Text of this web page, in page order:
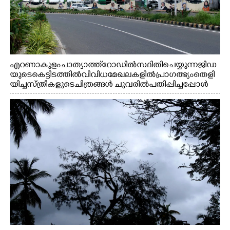
എറണാകുളം ചാത്യാത്ത് റോഡിൽ സ്ഥിതി ചെയ്യുന്ന ജിഡ
യുടെ കെട്ടിടത്തിൽ വിവിധ മേഖലകളിൽ പ്രാഗത്ഭ്യം തെളി
യിച്ച സ്ത്രീകളുടെ ചിത്രങ്ങൾ ചുവരിൽ പതിപ്പിച്ചപ്പോൾ